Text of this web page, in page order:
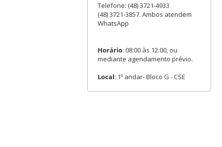
Telefone: (48) 3721-4933
(48) 3721-3857. Ambos atendem
WhatsApp
Horário: 08:00 às 12:00, ou
mediante agendamento prévio.
Local: 1º andar- Bloco G - CSE